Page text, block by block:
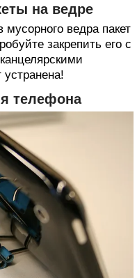
на ведре
ведра пакет
закрепить его с
телефона